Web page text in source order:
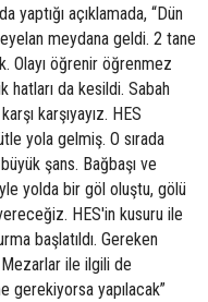
açıklamada, “Dün
meydana geldi. 2 tane
Olayı öğrenir öğrenmez
da kesildi. Sabah
karşıyayız. HES
yola gelmiş. O sırada
şans. Bağbaşı ve
yolda bir göl oluştu, gölü
HES'in kusuru ile
başlatıldı. Gereken
ile ilgili de
gerekiyorsa yapılacak”